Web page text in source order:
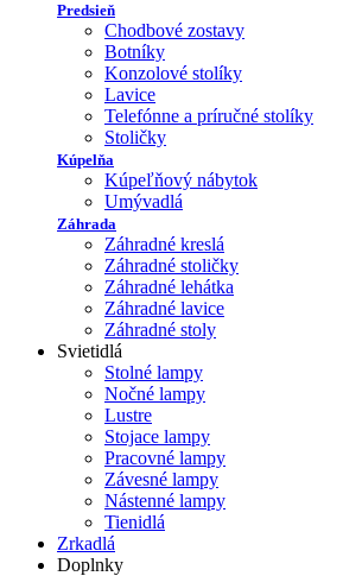
Predsieň
Chodbové zostavy
Botníky
Konzolové stolíky
Lavice
Telefónne a príručné stolíky
Stoličky
Kúpelňa
Kúpeľňový nábytok
Umývadlá
Záhrada
Záhradné kreslá
Záhradné stoličky
Záhradné lehátka
Záhradné lavice
Záhradné stoly
Svietidlá
Stolné lampy
Nočné lampy
Lustre
Stojace lampy
Pracovné lampy
Závesné lampy
Nástenné lampy
Tienidlá
Zrkadlá
Doplnky